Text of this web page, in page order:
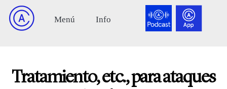
Tratamiento, etc., para ataques